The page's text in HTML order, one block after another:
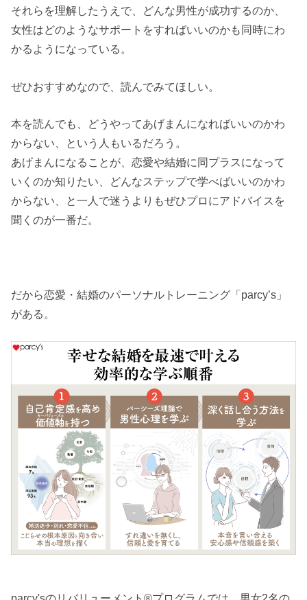
それらを理解したうえで、どんな男性が成功するのか、
女性はどのようなサポートをすればいいのかも同時にわ
かるようになっている。
ぜひおすすめなので、読んでみてほしい。
本を読んでも、どうやってあげまんになればいいのかわ
からない、という人もいるだろう。
あげまんになることが、恋愛や結婚に同プラスになって
いくのか知りたい、どんなステップで学べばいいのかわ
からない、と一人で迷うよりもぜひプロにアドバイスを
聞くのが一番だ。
だから恋愛・結婚のパーソナルトレーニング「parcy’s」
がある。